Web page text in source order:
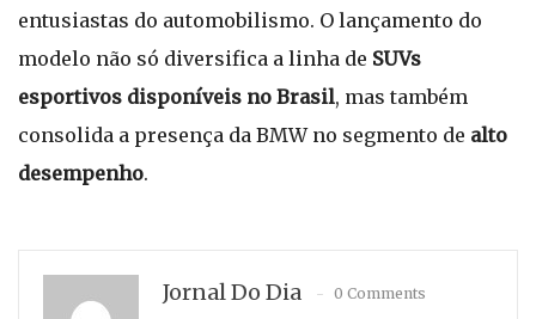
entusiastas do automobilismo. O lançamento do
modelo não só diversifica a linha de SUVs
esportivos disponíveis no Brasil, mas também
consolida a presença da BMW no segmento de alto
desempenho.
Jornal Do Dia 0 Comments